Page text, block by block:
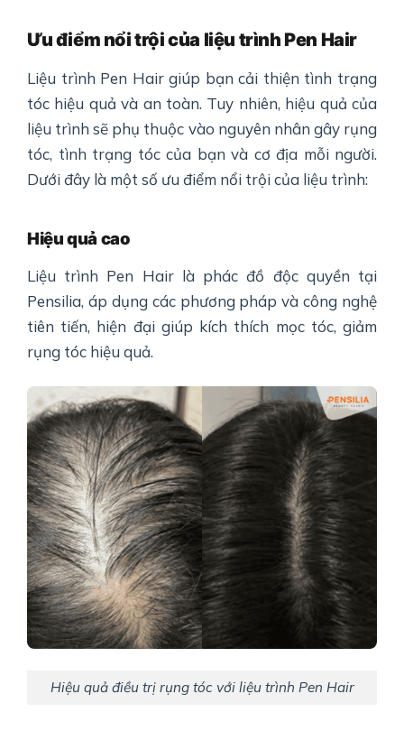
Ưu điểm nổi trội của liệu trình Pen Hair
Liệu trình Pen Hair giúp bạn cải thiện tình trạng
tóc hiệu quả và an toàn. Tuy nhiên, hiệu quả của
liệu trình sẽ phụ thuộc vào nguyên nhân gây rụng
tóc, tình trạng tóc của bạn và cơ địa mỗi người.
Dưới đây là một số ưu điểm nổi trội của liệu trình:
Hiệu quả cao
Liệu trình Pen Hair là phác đồ độc quyền tại
Pensilia, áp dụng các phương pháp và công nghệ
tiên tiến, hiện đại giúp kích thích mọc tóc, giảm
rụng tóc hiệu quả.
Hiệu quả điều trị rụng tóc với liệu trình Pen Hair